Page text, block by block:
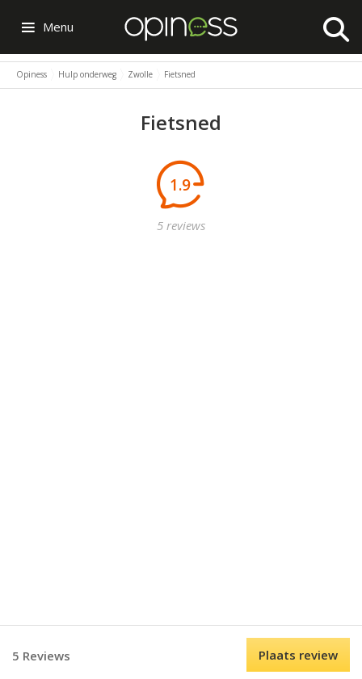
Menu
Opiness Hulp onderweg Zwolle Fietsned
Fietsned
1.9
5 reviews
5 Reviews Plaats review